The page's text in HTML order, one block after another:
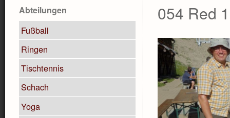
Abteilungen
Fußball
Ringen
Tischtennis
Schach
Yoga
054 Red 1